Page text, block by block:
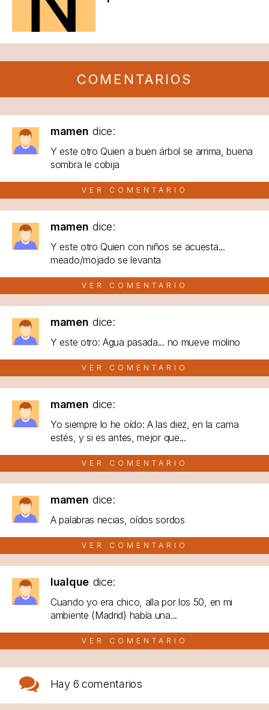
COMENTARIOS
mamen dice:
Y este otro Quien a buen árbol se arrima, buena
sombra le cobija
VER COMENTARIO
mamen dice:
Y este otro Quien con niños se acuesta...
meado/mojado se levanta
VER COMENTARIO
mamen dice:
Y este otro: Agua pasada... no mueve molino
VER COMENTARIO
mamen dice:
Yo siempre lo he oído: A las diez, en la cama
estés, y si es antes, mejor que...
VER COMENTARIO
mamen dice:
A palabras necias, oídos sordos
VER COMENTARIO
lualque dice:
Cuando yo era chico, alla por los 50, en mi
ambiente (Madrid) había una...
VER COMENTARIO
Hay 6 comentarios